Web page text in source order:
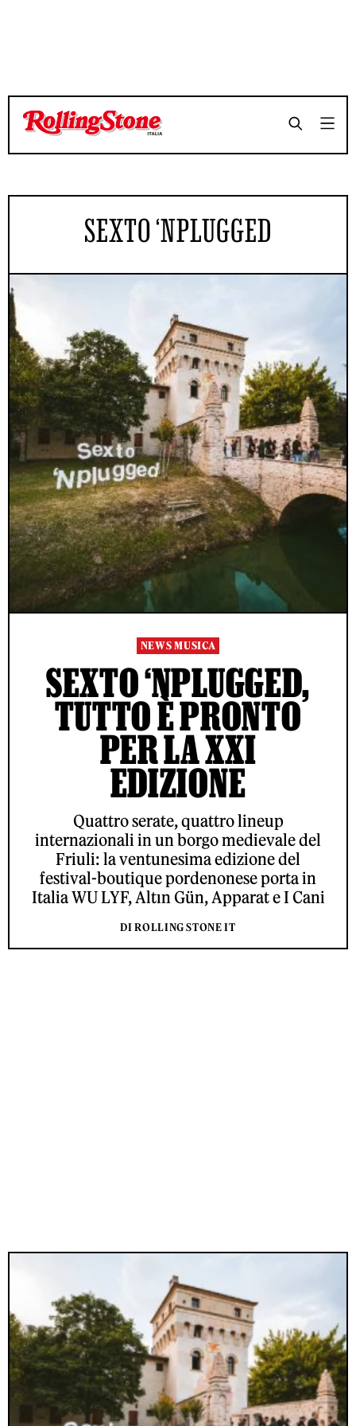
SEXTO ‘NPLUGGED
NEWS MUSICA
SEXTO ‘NPLUGGED,
TUTTO È PRONTO
PER LA XXI
EDIZIONE
Quattro serate, quattro lineup
internazionali in un borgo medievale del
Friuli: la ventunesima edizione del
festival-boutique pordenonese porta in
Italia WU LYF, Altın Gün, Apparat e I Cani
DI ROLLING STONE IT